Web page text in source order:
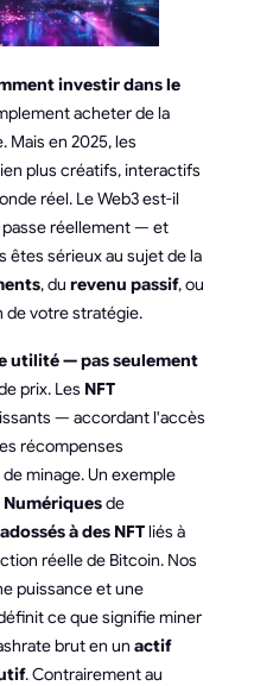
investir dans le
acheter de la
en 2025, les
plus créatifs, interactifs
réel. Le Web3 est-il
passe réellement — et
êtes sérieux au sujet de la
, du revenu passif, ou
de votre stratégie.
utilité — pas seulement
prix. Les NFT
— accordant l'accès
récompenses
minage. Un exemple
de
à des NFTliés à
réelle de Bitcoin. Nos
puissance et une
ce que signifie miner
brut en un actif
. Contrairement au